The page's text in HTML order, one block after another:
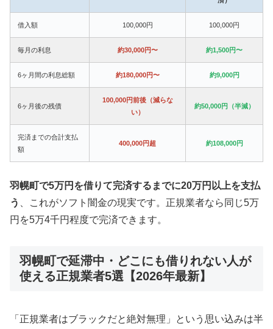
借入額 100,000円 100,000円
毎月の利息 約30,000円〜 約1,500円〜
6ヶ月間の利息総額 約180,000円〜 約9,000円
6ヶ月後の残債
100,000円前後（減らな
い）
約50,000円（半減）
完済までの合計支払
額
400,000円超 約108,000円
羽幌町で5万円を借りて完済するまでに20万円以上を支払
う
、これがソフト闇金の現実です。正規業者なら同じ5万
円を5万4千円程度で完済できます。
羽幌町で延滞中・どこにも借りれない人が
使える正規業者5選【2026年最新】
「正規業者はブラックだと絶対無理」という思い込みは半